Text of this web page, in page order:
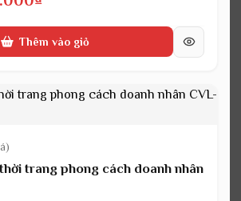
hiện
tại
415.000₫.
Thêm vào giỏ
trang phong cách doanh nhân